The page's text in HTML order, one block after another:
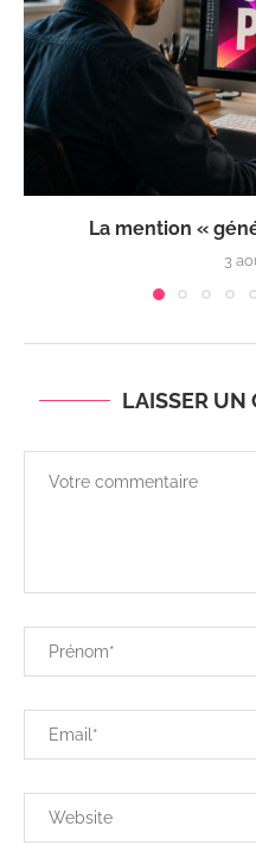
La mention «
3
LAISSER UN